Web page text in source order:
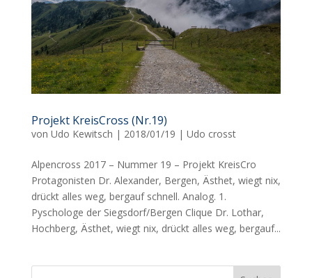
Projekt KreisCross (Nr.19)
von Udo Kewitsch | 2018/01/19 | Udo crosst
Alpencross 2017 – Nummer 19 – Projekt KreisCro
Protagonisten Dr. Alexander, Bergen, Ästhet, wiegt nix,
drückt alles weg, bergauf schnell. Analog. 1.
Pyschologe der Siegsdorf/Bergen Clique Dr. Lothar,
Hochberg, Ästhet, wiegt nix, drückt alles weg, bergauf...